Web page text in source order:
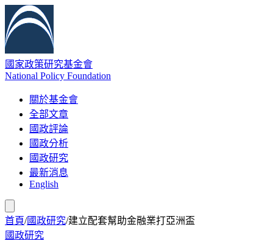
國家政策研究基金會
National Policy Foundation
關於基金會
全部文章
國政評論
國政分析
國政研究
最新消息
English
首頁/國政研究/建立配套幫助金融業打亞洲盃
國政研究